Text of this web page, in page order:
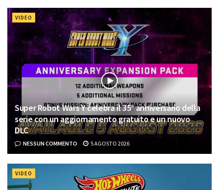
VIDEO
Super Robot Wars Y celebra il 35° anniversario della
serie con un aggiornamento gratuito e un nuovo
DLC
NESSUN COMMENTO 5 AGOSTO 2026
VIDEO